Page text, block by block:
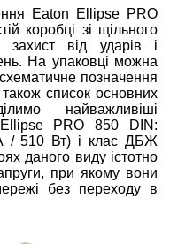
Eaton Ellipse PRO
коробці зі щільного
захист від ударів і
На упаковці можна
позначення
також список основних
найважливіші
Ellipse PRO 850 DIN:
/ 510 Вт) і клас ДБЖ
даного виду істотно
при якому вони
без переходу в